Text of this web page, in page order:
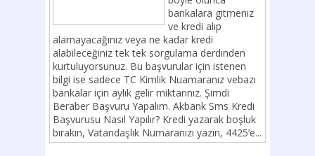
bankalara gitmeniz
ve kredi alıp
alamayacağınız veya ne kadar kredi
alabileceğiniz tek tek sorgulama derdinden
kurtuluyorsunuz. Bu başvurular için istenen
bilgi ise sadece TC Kimlik Nuamaranız vebazı
bankalar için aylık gelir miktarınız. Şimdi
Beraber Başvuru Yapalım. Akbank Sms Kredi
Başvurusu Nasıl Yapılır? Kredi yazarak boşluk
bırakın, Vatandaşlık Numaranızı yazın, 4425’e...